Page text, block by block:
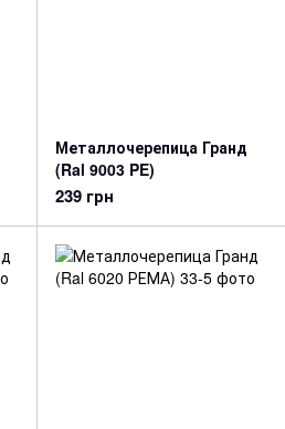
Металлочерепица Гранд
(Ral 9003 PE)
239 грн